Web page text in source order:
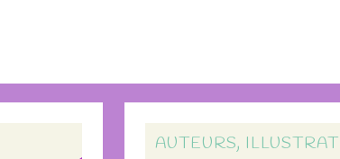
AUTEURS,